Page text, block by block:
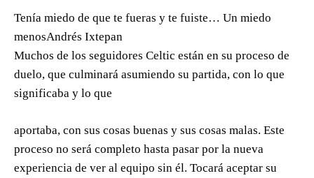
Tenía miedo de que te fueras y te fuiste… Un miedo
menosAndrés Ixtepan
Muchos de los seguidores Celtic están en su proceso de
duelo, que culminará asumiendo su partida, con lo que
significaba y lo que
aportaba, con sus cosas buenas y sus cosas malas. Este
proceso no será completo hasta pasar por la nueva
experiencia de ver al equipo sin él. Tocará aceptar su